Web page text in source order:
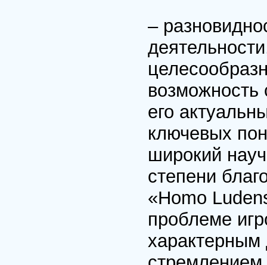
–
его
ключевых
широкий
степени
«Homo
проблеме
характерным